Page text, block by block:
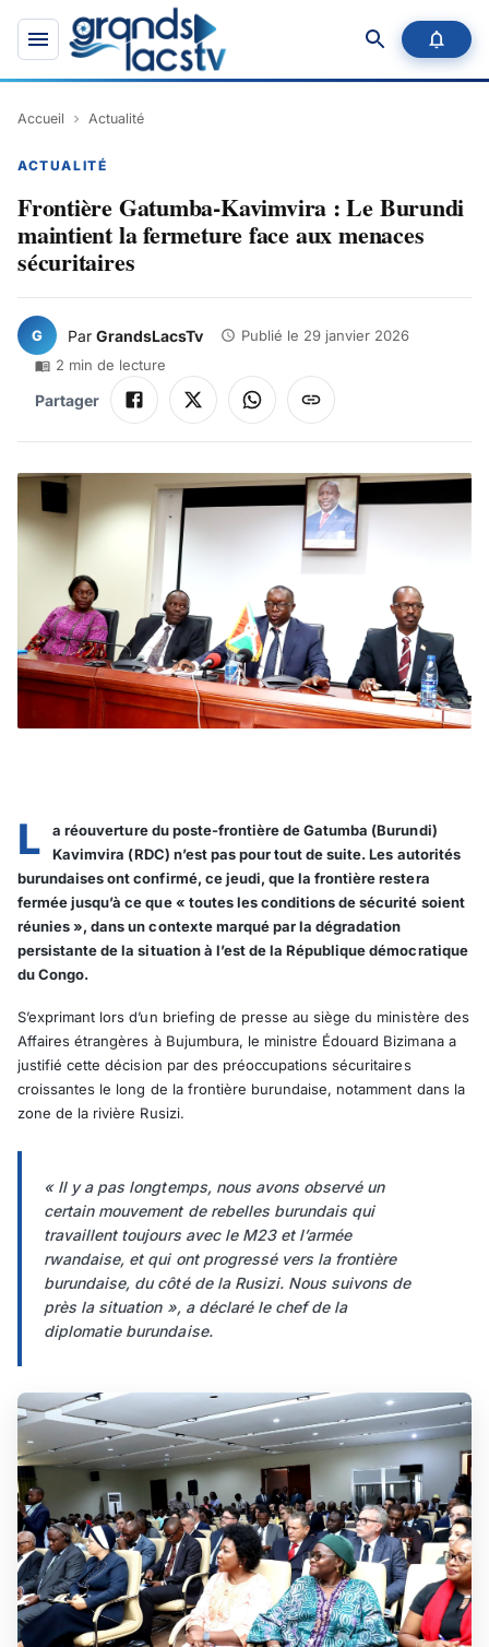
Accueil Actualité
ACTUALITÉ
Frontière Gatumba-Kavimvira : Le Burundi
maintient la fermeture face aux menaces
sécuritaires
G Par GrandsLacsTv Publié le 29 janvier 2026
2 min de lecture
Partager
L
a réouverture du poste-frontière de Gatumba (Burundi)
Kavimvira (RDC) n’est pas pour tout de suite. Les autorités
burundaises ont confirmé, ce jeudi, que la frontière restera
fermée jusqu’à ce que « toutes les conditions de sécurité soient
réunies », dans un contexte marqué par la dégradation
persistante de la situation à l’est de la République démocratique
du Congo.
S’exprimant lors d’un briefing de presse au siège du ministère des
Affaires étrangères à Bujumbura, le ministre Édouard Bizimana a
justifié cette décision par des préoccupations sécuritaires
croissantes le long de la frontière burundaise, notamment dans la
zone de la rivière Rusizi.
« Il y a pas longtemps, nous avons observé un
certain mouvement de rebelles burundais qui
travaillent toujours avec le M23 et l’armée
rwandaise, et qui ont progressé vers la frontière
burundaise, du côté de la Rusizi. Nous suivons de
près la situation », a déclaré le chef de la
diplomatie burundaise.